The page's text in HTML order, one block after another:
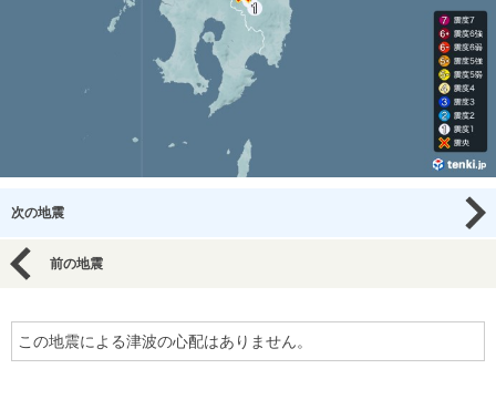
次の地震
前の地震
この地震による津波の心配はありません。